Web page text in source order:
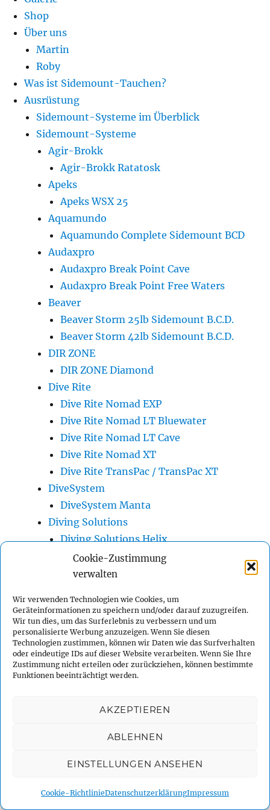
Cookie-Zustimmung
verwalten
Wir verwenden Technologien wie Cookies, um
Geräteinformationen zu speichern und/oder darauf zuzugreifen.
Wir tun dies, um das Surferlebnis zu verbessern und um
personalisierte Werbung anzuzeigen. Wenn Sie diesen
Technologien zustimmen, können wir Daten wie das Surfverhalten
oder eindeutige IDs auf dieser Website verarbeiten. Wenn Sie Ihre
Zustimmung nicht erteilen oder zurückziehen, können bestimmte
Funktionen beeinträchtigt werden.
AKZEPTIEREN
ABLEHNEN
EINSTELLUNGEN ANSEHEN
Cookie-RichtlinieDatenschutzerklärungImpressum
Shop
Über uns
Martin
Roby
Was ist Sidemount-Tauchen?
Ausrüstung
Sidemount-Systeme im Überblick
Sidemount-Systeme
Agir-Brokk
Agir-Brokk Ratatosk
Apeks
Apeks WSX 25
Aquamundo
Aquamundo Complete Sidemount BCD
Audaxpro
Audaxpro Break Point Cave
Audaxpro Break Point Free Waters
Beaver
Beaver Storm 25lb Sidemount B.C.D.
Beaver Storm 42lb Sidemount B.C.D.
DIR ZONE
DIR ZONE Diamond
Dive Rite
Dive Rite Nomad EXP
Dive Rite Nomad LT Bluewater
Dive Rite Nomad LT Cave
Dive Rite Nomad XT
Dive Rite TransPac / TransPac XT
DiveSystem
DiveSystem Manta
Diving Solutions
Diving Solutions Helix
DTD SANDWICH
Eques Sidemount System
FINNSUB
FINNSUB Fly Side
Go Side Mount
Go Side Mount Razor 2
Golem Gear
Golem Gear Armadillo Harness S
Halcyon
Hollis